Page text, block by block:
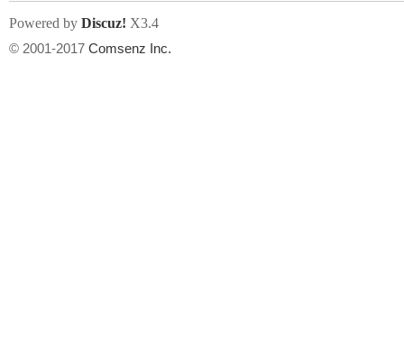
Powered by Discuz! X3.4
© 2001-2017 Comsenz Inc.